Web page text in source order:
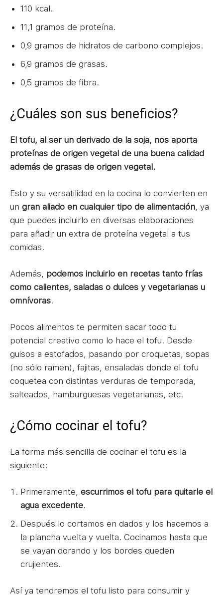
110 kcal.
11,1 gramos de proteína.
0,9 gramos de hidratos de carbono complejos.
6,9 gramos de grasas.
0,5 gramos de fibra.
¿Cuáles son sus beneficios?
El tofu, al ser un derivado de la soja, nos aporta
proteínas de origen vegetal de una buena calidad
además de grasas de origen vegetal.
Esto y su versatilidad en la cocina lo convierten en
un gran aliado en cualquier tipo de alimentación , ya
que puedes incluirlo en diversas elaboraciones
para añadir un extra de proteína vegetal a tus
comidas.
Además, podemos incluirlo en recetas tanto frías
como calientes, saladas o dulces y vegetarianas u
omnívoras.
Pocos alimentos te permiten sacar todo tu
potencial creativo como lo hace el tofu. Desde
guisos a estofados, pasando por croquetas, sopas
(no sólo ramen), fajitas, ensaladas donde el tofu
coquetea con distintas verduras de temporada,
salteados, hamburguesas vegetarianas, etc.
¿Cómo cocinar el tofu?
La forma más sencilla de cocinar el tofu es la
siguiente:
Primeramente, escurrimos el tofu para quitarle el
agua excedente.
Después lo cortamos en dados y los hacemos a
la plancha vuelta y vuelta. Cocinamos hasta que
se vayan dorando y los bordes queden
crujientes.
Así ya tendremos el tofu listo para consumir y